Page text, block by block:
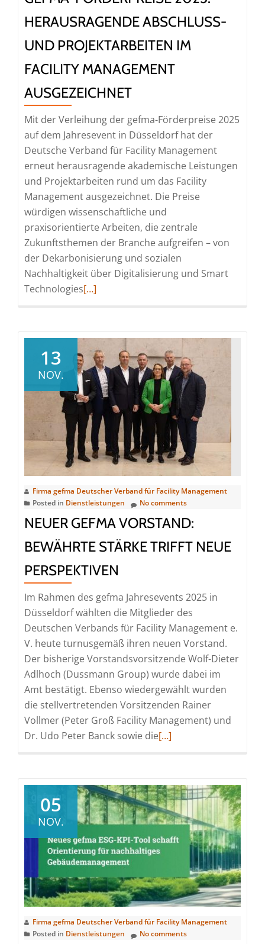
Risiken
sowie
aktuellen
Entwicklungen
ESG
und
KI
HERAUSRAGENDE ABSCHLUSS-
UND PROJEKTARBEITEN IM
FACILITY MANAGEMENT
AUSGEZEICHNET
Mit der Verleihung der gefma-Förderpreise 2025
auf dem Jahresevent in Düsseldorf hat der
Deutsche Verband für Facility Management
erneut herausragende akademische Leistungen
und Projektarbeiten rund um das Facility
Management ausgezeichnet. Die Preise
würdigen wissenschaftliche und
praxisorientierte Arbeiten, die zentrale
Zukunftsthemen der Branche aufgreifen – von
der Dekarbonisierung und sozialen
Nachhaltigkeit über Digitalisierung und Smart
TechnologiesRead
Förderpreise
2025:
Herausragende
Abschluss-
und
Projektarbeiten
im
Facility
Management
ausgezeichnet
[…]
13
NOV.
Firma gefma Deutscher Verband für Facility Management
Posted in Dienstleistungen No comments
NEUER GEFMA VORSTAND:
BEWÄHRTE STÄRKE TRIFFT NEUE
PERSPEKTIVEN
Im Rahmen des gefma Jahresevents 2025 in
Düsseldorf wählten die Mitglieder des
Deutschen Verbands für Facility Management e.
V. heute turnusgemäß ihren neuen Vorstand.
Der bisherige Vorstandsvorsitzende Wolf-Dieter
Adlhoch (Dussmann Group) wurde dabei im
Amt bestätigt. Ebenso wiedergewählt wurden
die stellvertretenden Vorsitzenden Rainer
Vollmer (Peter Groß Facility Management) und
Dr. Udo Peter Banck sowie dieRead
gefma
Vorstand:
bewährte
Stärke
trifft
Perspektiven
[…]
05
NOV.
Firma gefma Deutscher Verband für Facility Management
Posted in Dienstleistungen No comments